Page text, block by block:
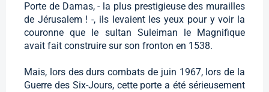
Porte de Damas, - la plus prestigieuse des murailles
de Jérusalem ! -, ils levaient les yeux pour y voir la
couronne que le sultan Suleiman le Magnifique
avait fait construire sur son fronton en 1538.
Mais, lors des durs combats de juin 1967, lors de la
Guerre des Six-Jours, cette porte a été sérieusement